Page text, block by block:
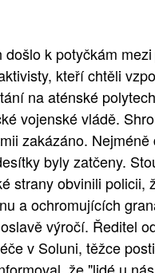
došlo k potyčkám
kteří chtěli
na aténské
vojenské vládě.
zakázáno.
byly zatčeny.
strany obvinili policii,
a ochromujících
výročí. Ředitel
v Soluni, těžce